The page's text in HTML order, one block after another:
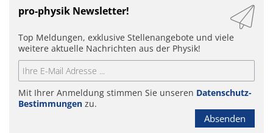
pro-physik Newsletter!
Top Meldungen, exklusive Stellenangebote und viele
weitere aktuelle Nachrichten aus der Physik!
Mit Ihrer Anmeldung stimmen Sie unseren Datenschutz-
Bestimmungen zu.
Absenden